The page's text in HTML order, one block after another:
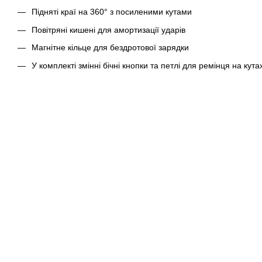
Підняті краї на 360° з посиленими кутами
Повітряні кишені для амортизації ударів
Магнітне кільце для бездротової зарядки
У комплекті змінні бічні кнопки та петлі для ремінця на